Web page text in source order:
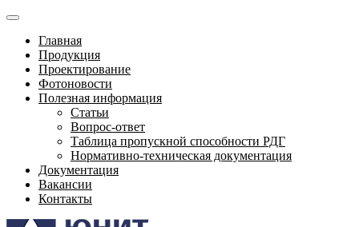
Главная
Продукция
Проектирование
Фотоновости
Полезная информация
Статьи
Вопрос-ответ
Таблица пропускной способности РДГ
Нормативно-техническая документация
Документация
Вакансии
Контакты